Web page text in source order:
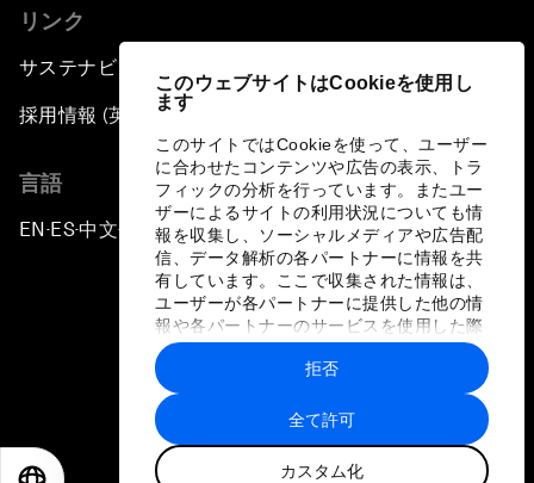
このウェブサイトはCookieを使用し
ます
このサイトではCookieを使って、ユーザー
に合わせたコンテンツや広告の表示、トラ
フィックの分析を行っています。またユー
ザーによるサイトの利用状況についても情
報を収集し、ソーシャルメディアや広告配
信、データ解析の各パートナーに情報を共
有しています。ここで収集された情報は、
ユーザーが各パートナーに提供した他の情
報や各パートナーのサービスを使用した際
に収集された情報と組み合わされ、各パー
トナーによって使用されることがありま
す。
全て許可
カスタム化
拒否
リンク
サステナビリティへの取り組み
採用情報 (英語のみ)
言語
EN ▪ES▪中文▪ 日本語
プライバシーポリシーと利用規約
サイトマップ
©
世界経済フォーラム